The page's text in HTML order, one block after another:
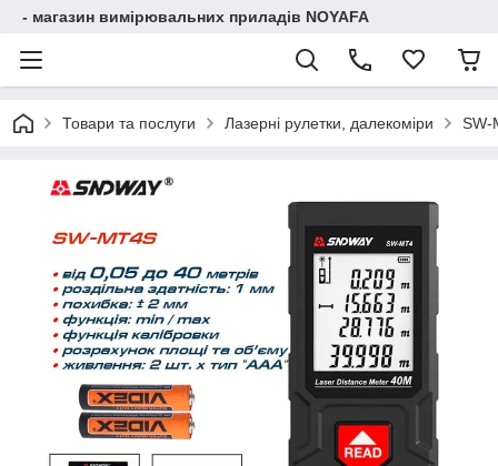
- магазин вимірювальних приладів NOYAFA
Товари та послуги Лазерні рулетки, далекоміри SW-